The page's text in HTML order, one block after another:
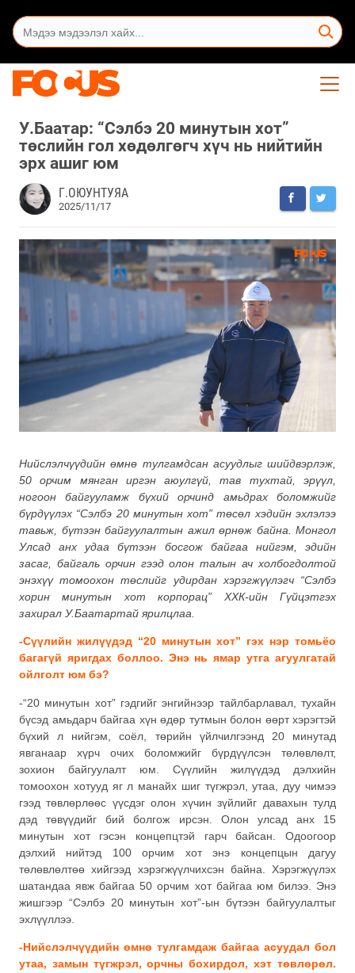
У.Баатар: “Сэлбэ 20 минутын хот”
төслийн гол хөдөлгөгч хүч нь нийтийн
эрх ашиг юм
Г.ОЮУНТУЯА
2025/11/17
Нийслэлчүүдийн өмнө тулгамдсан асуудлыг шийдвэрлэж,
50 орчим мянган иргэн аюулгүй, тав тухтай, эрүүл,
ногоон байгууламж бүхий орчинд амьдрах боломжийг
бүрдүүлэх “Сэлбэ 20 минутын хот” төсөл хэдийн эхлэлээ
тавьж, бүтээн байгуулалтын ажил өрнөж байна. Монгол
Улсад анх удаа бүтээн босгож байгаа нийгэм, эдийн
засаг, байгаль орчин гээд олон талын ач холбогдолтой
энэхүү томоохон төслийг удирдан хэрэгжүүлэгч “Сэлбэ
хорин минутын хот корпорац” ХХК-ийн Гүйцэтгэх
захирал У.Баатартай ярилцлаа.
-Сүүлийн жилүүдэд “20 минутын хот” гэх нэр томьёо
багагүй яригдах боллоо. Энэ нь ямар утга агуулгатай
ойлголт юм бэ?
-“20 минутын хот” гэдгийг энгийнээр тайлбарлавал, тухайн
бүсэд амьдарч байгаа хүн өдөр тутмын болон өөрт хэрэгтэй
бүхий л нийгэм, соёл, төрийн үйлчилгээнд 20 минутад
явганаар хүрч очих боломжийг бүрдүүлсэн төлөвлөлт,
зохион байгуулалт юм. Сүүлийн жилүүдэд дэлхийн
томоохон хотууд яг л манайх шиг түгжрэл, утаа, дуу чимээ
гээд төвлөрлөөс үүсдэг олон хүчин зүйлийг давахын тулд
дэд төвүүдийг бий болгож ирсэн. Олон улсад анх 15
минутын хот гэсэн концепцтэй гарч байсан. Одоогоор
дэлхий нийтэд 100 орчим хот энэ концепцын дагуу
төлөвлөлтөө хийгээд хэрэгжүүлчихсэн байна. Хэрэгжүүлэх
шатандаа явж байгаа 50 орчим хот байгаа юм билээ. Энэ
жишгээр “Сэлбэ 20 минутын хот”-ын бүтээн байгуулалтыг
эхлүүллээ.
-Нийслэлчүүдийн өмнө тулгамдаж байгаа асуудал бол
утаа, замын түгжрэл, орчны бохирдол, хэт төвлөрөл.